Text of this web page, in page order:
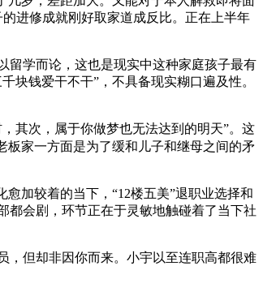
进修成就刚好取家道成反比。正在上半年
学而论，这也是现实中这种家庭孩子最有
块钱爱干不干”，不具备现实糊口遍及性。
其次，属于你做梦也无法达到的明天”。这
板家一方面是为了缓和儿子和继母之间的矛
加较着的当下，“12楼五美”退职业选择和
都会剧，环节正在于灵敏地触碰着了当下社
但却非因你而来。小宇以至连职高都很难